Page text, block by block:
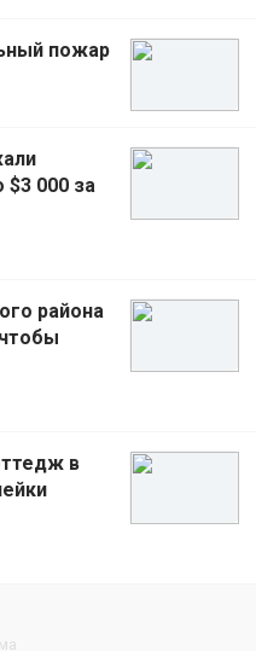
пожар
000 за
района
в